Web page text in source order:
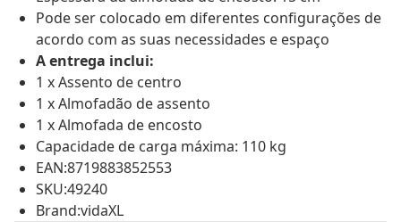
Pode ser colocado em diferentes configurações de
acordo com as suas necessidades e espaço
A entrega inclui:
1 x Assento de centro
1 x Almofadão de assento
1 x Almofada de encosto
Capacidade de carga máxima: 110 kg
EAN:8719883852553
SKU:49240
Brand:vidaXL